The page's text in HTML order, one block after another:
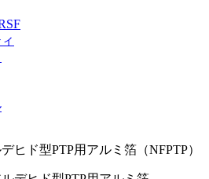
ヒド型PTP用アルミ箔（NFPTP）